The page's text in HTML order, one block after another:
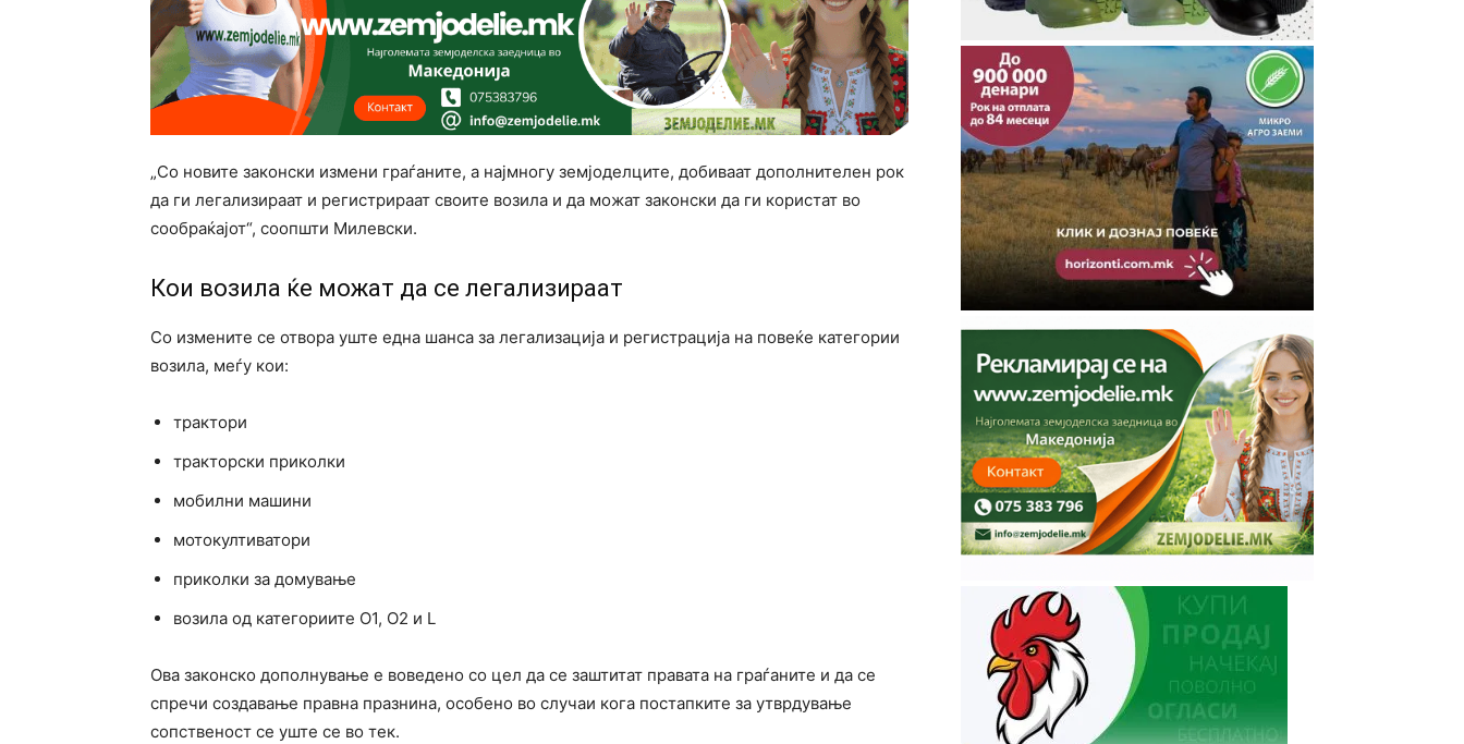
„Со новите законски измени граѓаните, а најмногу земјоделците, добиваат дополнителен рок
да ги легализираат и регистрираат своите возила и да можат законски да ги користат во
сообраќајот“, соопшти Милевски.
Кои возила ќе можат да се легализираат
Со измените се отвора уште една шанса за легализација и регистрација на повеќе категории
возила, меѓу кои:
трактори
тракторски приколки
мобилни машини
мотокултиватори
приколки за домување
возила од категориите O1, O2 и L
Ова законско дополнување е воведено со цел да се заштитат правата на граѓаните и да се
спречи создавање правна празнина, особено во случаи кога постапките за утврдување
сопственост се уште се во тек.